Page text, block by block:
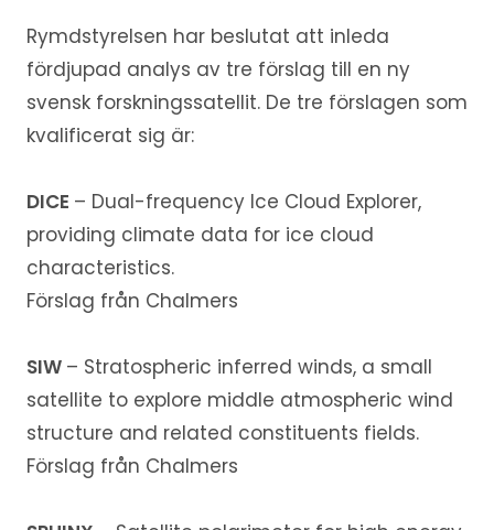
Rymdstyrelsen har beslutat att inleda
fördjupad analys av tre förslag till en ny
svensk forskningssatellit. De tre förslagen som
kvalificerat sig är:
DICE – Dual-frequency Ice Cloud Explorer,
providing climate data for ice cloud
characteristics.
Förslag från Chalmers
SIW – Stratospheric inferred winds, a small
satellite to explore middle atmospheric wind
structure and related constituents fields.
Förslag från Chalmers